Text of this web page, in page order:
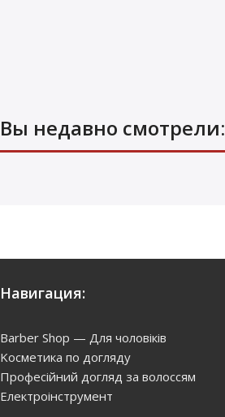
Вы недавно смотрели:
Навигация:
Barber Shop — Для чоловіків
Kосметика по догляду
Професійний догляд за волоссям
Електроінструмент